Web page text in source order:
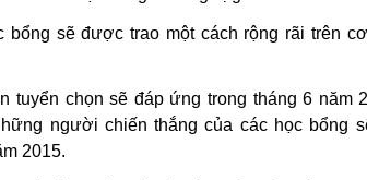
bổng sẽ được trao một cách rộng rãi trên
tuyển chọn sẽ đáp ứng trong tháng 6 năm
người chiến thắng của các học bổng
2015.